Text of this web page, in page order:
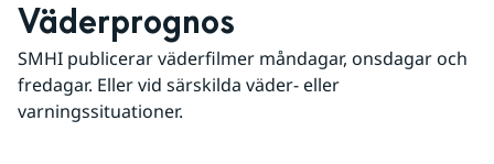
Väderprognos
SMHI publicerar väderfilmer måndagar, onsdagar och
fredagar. Eller vid särskilda väder- eller
varningssituationer.